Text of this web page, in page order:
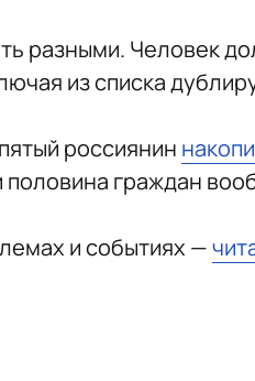
разными. Человек
из списка
россиянин
граждан
и событиях —